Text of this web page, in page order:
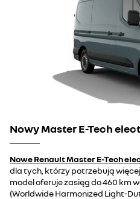
Nowy Master E-Tech
Nowe Renault Master E-Tech
dla tych, którzy potrzebują
model oferuje zasięg do 460 km
(Worldwide Harmonized Light-